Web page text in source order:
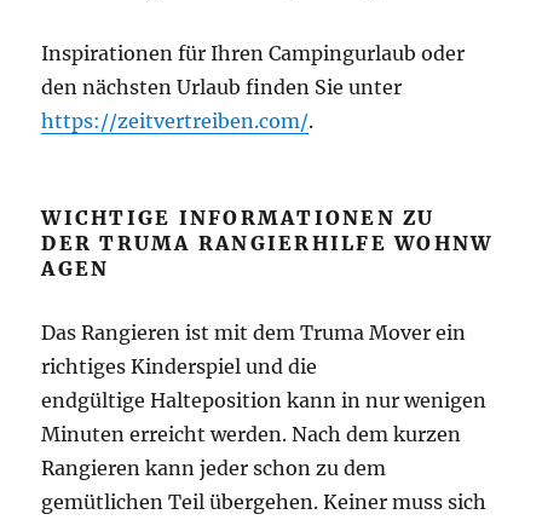
Inspirationen für Ihren Campingurlaub oder
den nächsten Urlaub finden Sie unter
https://zeitvertreiben.com/.
WICHTIGE INFORMATIONEN ZU
DER TRUMA RANGIERHILFE WOHNW
AGEN
Das Rangieren ist mit dem Truma Mover ein
richtiges Kinderspiel und die
endgültige Halteposition kann in nur wenigen
Minuten erreicht werden. Nach dem kurzen
Rangieren kann jeder schon zu dem
gemütlichen Teil übergehen. Keiner muss sich